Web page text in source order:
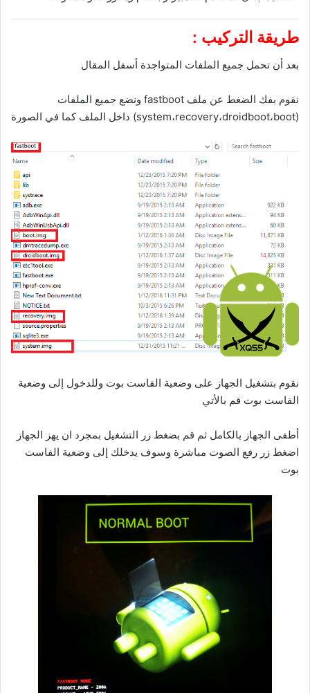
طريقة التركيب :
بعد أن تحمل جميع الملفات المتواجدة أسفل المقال
نقوم بفك الضغط عن ملف fastboot ونضع جميع الملفات
(system،recovery،droidboot،boot) داخل الملف كما في الصورة
نقوم بتشغيل الجهاز على وضعية الفاست بوت وللدخول إلى وضعية
الفاست بوت قم بالأتي
أطفى الجهاز بالكامل ثم قم بضغط زر التشغيل بمجرد ان يهز الجهاز
اضغط زر رفع الصوت مباشرة وسوف يدخلك إلى وضعية الفاست
بوت